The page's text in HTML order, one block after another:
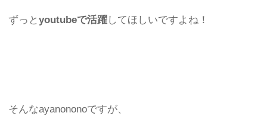
ずっとyoutubeで活躍してほしいですよね！
そんなayanononoですが、